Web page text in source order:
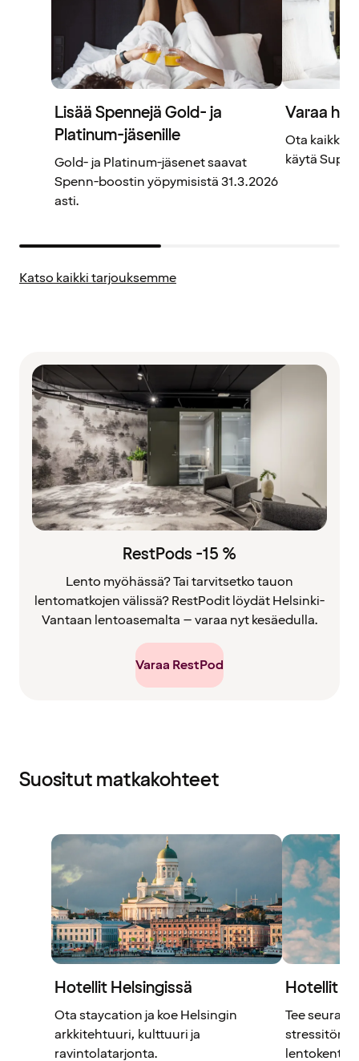
Lisää Spennejä Gold- ja
Platinum-jäsenille
Gold- ja Platinum-jäsenet saavat
Spenn-boostin yöpymisistä 31.3.2026
asti.
Varaa
Ota kaikki
käytä
Katso kaikki tarjouksemme
RestPods -15 %
Lento myöhässä? Tai tarvitsetko tauon
lentomatkojen välissä? RestPodit löydät Helsinki-
Vantaan lentoasemalta – varaa nyt kesäedulla.
Varaa RestPod
Suositut matkakohteet
Hotellit Helsingissä
Ota staycation ja koe Helsingin
arkkitehtuuri, kulttuuri ja
ravintolatarjonta.
Hotellit
Tee
stressitön –